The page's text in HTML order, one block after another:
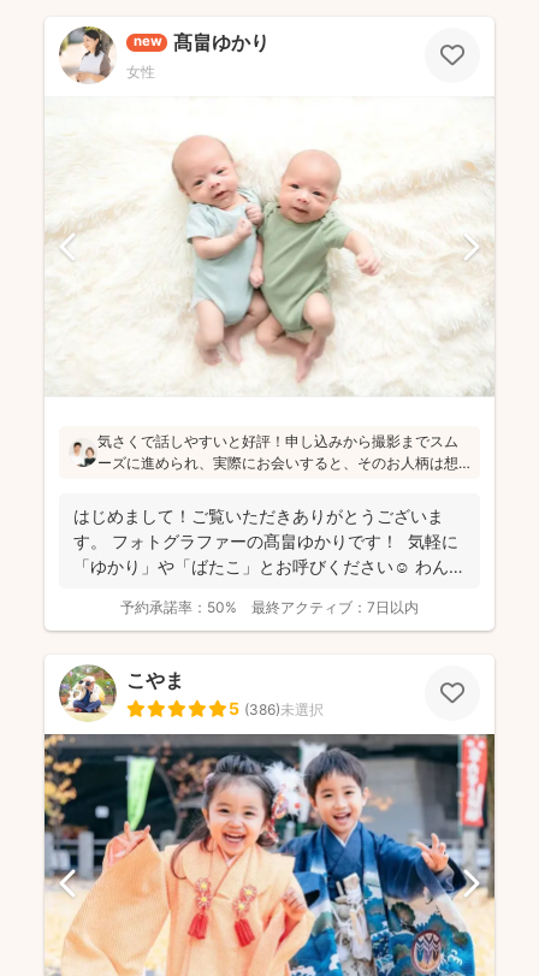
new 髙畠ゆかり
女性
気さくで話しやすいと好評！申し込みから撮影までスム
ーズに進められ、実際にお会いすると、そのお人柄は想
フォトの研修をしっかり受講され、ウェディング業界経
験もあり、赤ちゃんから大人まで安心してお写りいただ
けます♪
はじめまして！ご覧いただきありがとうございま
す。 フォトグラファーの髙畠ゆかりです！ 気軽に
「ゆかり」や「ばたこ」とお呼びください☺︎ わんぱ
予約承諾率： 50% 最終アクティブ： 7日以内
こやま
5 (386)未選択